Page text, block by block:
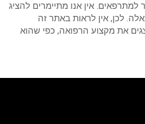
למתרפאים. אין אנו מתיימרים להציג
לכן, אין לראות באתר זה
את מקצוע הרפואה, כפי שהוא